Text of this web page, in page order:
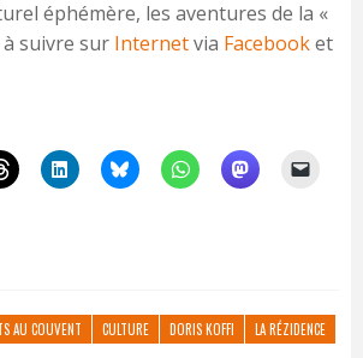
éphémère, les aventures de la «
à suivre sur Internetvia Facebooket
AU COUVENT CULTURE DORIS KOFFI LA RÉZIDENCE